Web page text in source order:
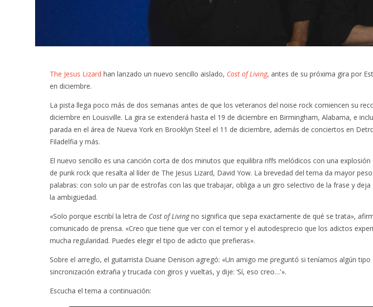
The Jesus Lizard han lanzado un nuevo sencillo aislado, Cost of Living, antes de su próxima gira por
en diciembre.
La pista llega poco más de dos semanas antes de que los veteranos del noise rock comiencen su
diciembre en Louisville. La gira se extenderá hasta el 19 de diciembre en Birmingham, Alabama, e
parada en el área de Nueva York en Brooklyn Steel el 11 de diciembre, además de conciertos en
Filadelfia y más.
El nuevo sencillo es una canción corta de dos minutos que equilibra riffs melódicos con una explosión
de punk rock que resalta al líder de The Jesus Lizard, David Yow. La brevedad del tema da mayor
palabras: con solo un par de estrofas con las que trabajar, obliga a un giro selectivo de la frase y deja
la ambigüedad.
«Solo porque escribí la letra de Cost of Livingno significa que sepa exactamente de qué se trata»,
comunicado de prensa. «Creo que tiene que ver con el temor y el autodesprecio que los adictos
mucha regularidad. Puedes elegir el tipo de adicto que prefieras».
Sobre el arreglo, el guitarrista Duane Denison agregó: «Un amigo me preguntó si teníamos algún tipo
sincronización extraña y trucada con giros y vueltas, y dije: ‘Sí, eso creo…'».
Escucha el tema a continuación: